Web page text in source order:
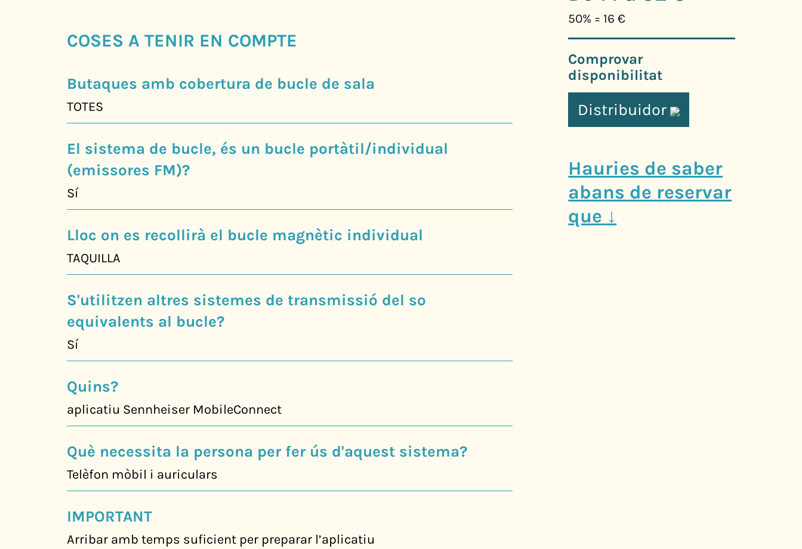
COSES A TENIR EN COMPTE
Butaques amb cobertura de bucle de sala
TOTES
El sistema de bucle, és un bucle portàtil/individual
(emissores FM)?
Sí
Lloc on es recollirà el bucle magnètic individual
TAQUILLA
S'utilitzen altres sistemes de transmissió del so
equivalents al bucle?
Sí
Quins?
aplicatiu Sennheiser MobileConnect
Què necessita la persona per fer ús d'aquest sistema?
Telèfon mòbil i auriculars
IMPORTANT
Arribar amb temps suficient per preparar l’aplicatiu
50% = 16 €
Comprovar
disponibilitat
Distribuidor
Hauries de saber
abans de reservar
que ↓